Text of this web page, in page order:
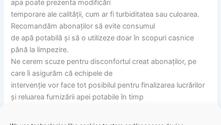
apa poate prezenta modificări
temporare ale calității, cum ar fi turbiditatea sau culoarea.
Recomandăm abonaților să evite consumul
de apă potabilă și să o utilizeze doar în scopuri casnice
până la limpezire.
Ne cerem scuze pentru disconfortul creat abonaților, pe
care îi asigurăm că echipele de
intervenție vor face tot posibilul pentru finalizarea lucrărilor
și reluarea furnizării apei potabile în timp